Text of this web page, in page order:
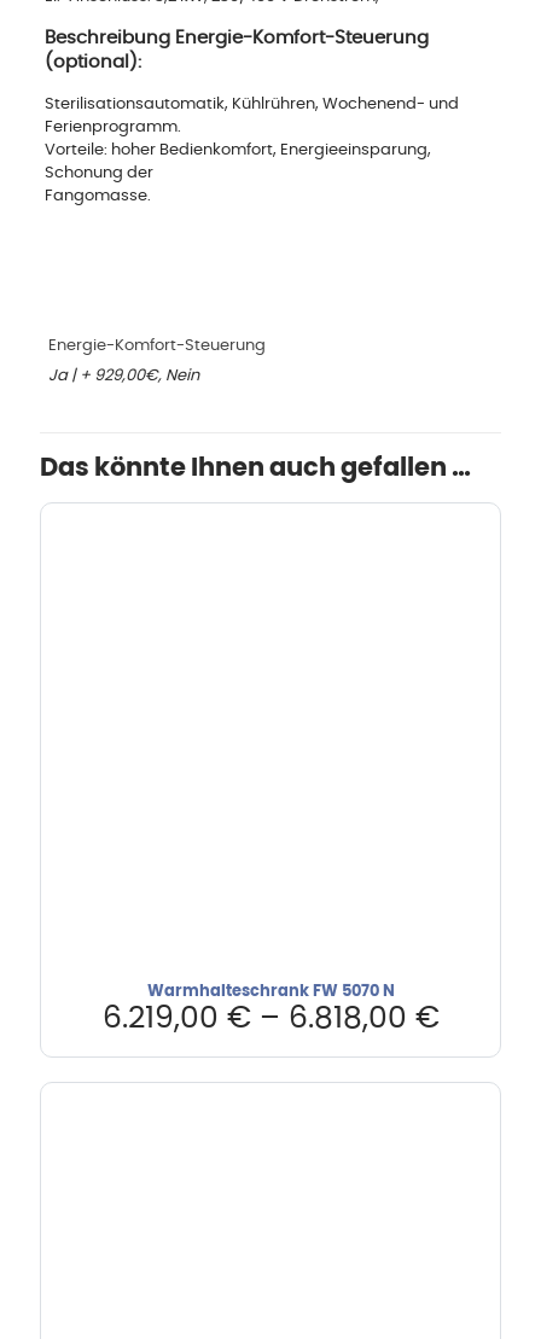
Beschreibung Energie-Komfort-Steuerung
(optional):
Sterilisationsautomatik, Kühlrühren, Wochenend- und
Ferienprogramm.
Vorteile: hoher Bedienkomfort, Energieeinsparung,
Schonung der
Fangomasse.
Energie-Komfort-Steuerung
Ja | + 929,00€, Nein
Das könnte Ihnen auch gefallen …
Warmhalteschrank FW 5070 N
6.219,00 €– 6.818,00 €